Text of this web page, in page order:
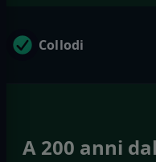
Collodi
A 200 anni